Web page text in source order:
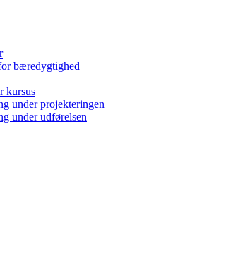
bæredygtighed
kursus
under projekteringen
under udførelsen